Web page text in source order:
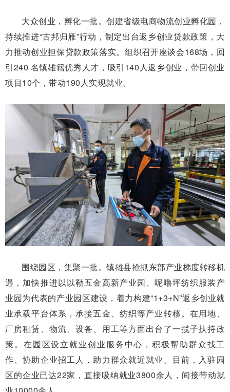
大众创业，孵化一批。创建省级电商物流创业孵化园，
持续推进“古邦归雁”行动，制定出台返乡创业贷款政策，大
力推动创业担保贷款政策落实。组织召开座谈会168场，回
引240 名镇雄籍优秀人才，吸引140人返乡创业，带回创业
项目10个，带动190人实现就业。
围绕园区，集聚一批。镇雄县抢抓东部产业梯度转移机
遇，加快推进以以勒五金高新产业园、呢噜坪纺织服装产
业园为代表的产业园区建设，着力构建“1+3+N”返乡创业就
业承载平台体系，承接五金、纺织等产业转移。在用地、
厂房租赁、物流、设备、用工等方面出台了一揽子扶持政
策。在园区设立就业创业服务中心，积极帮助群众找工
作、协助企业招工人，助力群众就近就业。目前，入驻园
区的企业已达22家，直接吸纳就业3800余人，间接带动就